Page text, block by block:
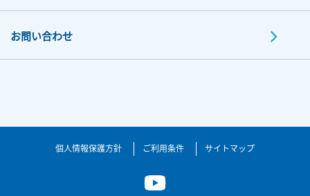
お問い合わせ
個人情報保護方針 ご利用条件 サイトマップ